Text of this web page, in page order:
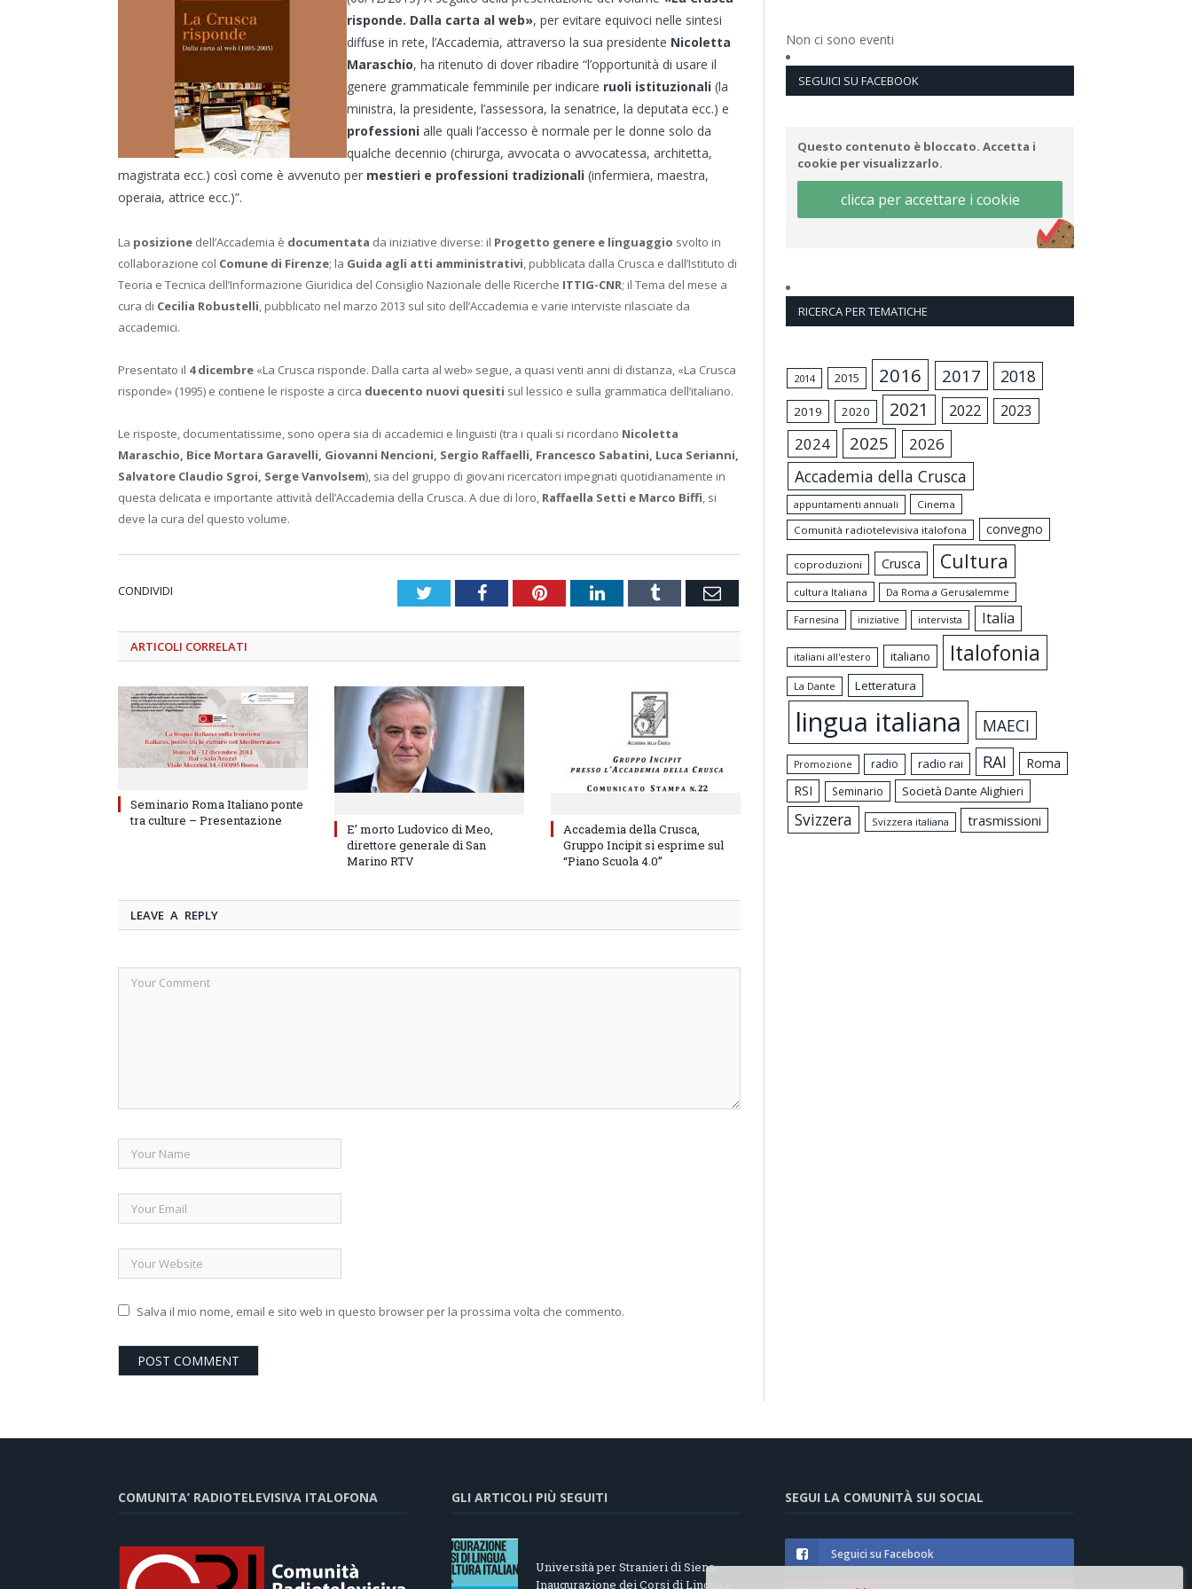
risponde. Dalla carta al web», per evitare equivoci nelle sintesi
diffuse in rete, l’Accademia, attraverso la sua presidente Nicoletta
Maraschio, ha ritenuto di dover ribadire “l’opportunità di usare il
genere grammaticale femminile per indicare ruoli istituzionali (la
ministra, la presidente, l’assessora, la senatrice, la deputata ecc.) e
professioni alle quali l’accesso è normale per le donne solo da
qualche decennio (chirurga, avvocata o avvocatessa, architetta,
magistrata ecc.) così come è avvenuto per mestieri e professioni tradizionali (infermiera, maestra,
operaia, attrice ecc.)”.
La posizione dell’Accademia è documentata da iniziative diverse: il Progetto genere e linguaggio svolto in
collaborazione col Comune di Firenze; la Guida agli atti amministrativi, pubblicata dalla Crusca e dall’Istituto di
Teoria e Tecnica dell’Informazione Giuridica del Consiglio Nazionale delle Ricerche ITTIG-CNR; il Tema del mese a
cura di Cecilia Robustelli, pubblicato nel marzo 2013 sul sito dell’Accademia e varie interviste rilasciate da
accademici.
Presentato il 4 dicembre «La Crusca risponde. Dalla carta al web» segue, a quasi venti anni di distanza, «La Crusca
risponde» (1995) e contiene le risposte a circa duecento nuovi quesiti sul lessico e sulla grammatica dell’italiano.
Le risposte, documentatissime, sono opera sia di accademici e linguisti (tra i quali si ricordano Nicoletta
Maraschio, Bice Mortara Garavelli, Giovanni Nencioni, Sergio Raffaelli, Francesco Sabatini, Luca Serianni,
Salvatore Claudio Sgroi, Serge Vanvolsem), sia del gruppo di giovani ricercatori impegnati quotidianamente in
questa delicata e importante attività dell’Accademia della Crusca. A due di loro, Raffaella Setti e Marco Biffi, si
deve la cura del questo volume.
CONDIVIDI TwitterFacebookPinterestLinkedInTumblr Email
ARTICOLI CORRELATI
Seminario Roma Italiano ponte
tra culture – Presentazione
E’ morto Ludovico di Meo,
direttore generale di San
Marino RTV
Accademia della Crusca,
Gruppo Incipit si esprime sul
“Piano Scuola 4.0”
LEAVE A REPLY
Salva il mio nome, email e sito web in questo browser per la prossima volta che commento.
Non ci sono eventi
SEGUICI SU FACEBOOK
Questo contenuto è bloccato. Accetta i
cookie per visualizzarlo.
clicca per accettare i cookie
RICERCA PER TEMATICHE
2014 2015 2016 2017 2018
2019 2020 2021 2022 2023
2024 2025 2026
Accademia della Crusca
appuntamenti annuali
Cinema
Comunità radiotelevisiva italofona
convegno
coproduzioni Crusca Cultura
cultura Italiana Da Roma a Gerusalemme
Farnesina iniziative intervista Italia
italiani all'estero italiano Italofonia
La Dante Letteratura
lingua italiana MAECI
Promozione radio radio rai RAI
Roma
RSI
Seminario Società Dante Alighieri
Svizzera Svizzera italiana trasmissioni
COMUNITA’ RADIOTELEVISIVA ITALOFONA GLI ARTICOLI PIÙ SEGUITI
Università per Stranieri di Siena –
Inaugurazione dei Corsi di Lingua e
SEGUI LA COMUNITÀ SUI SOCIAL
Seguici su Facebook